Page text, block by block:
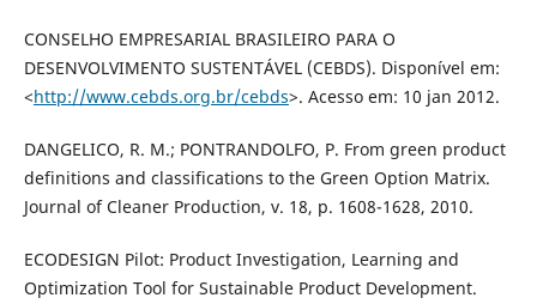
CONSELHO EMPRESARIAL BRASILEIRO PARA O
DESENVOLVIMENTO SUSTENTÁVEL (CEBDS). Disponível em:
<http://www.cebds.org.br/cebds>. Acesso em: 10 jan 2012.
DANGELICO, R. M.; PONTRANDOLFO, P. From green product
definitions and classifications to the Green Option Matrix.
Journal of Cleaner Production, v. 18, p. 1608-1628, 2010.
ECODESIGN Pilot: Product Investigation, Learning and
Optimization Tool for Sustainable Product Development.